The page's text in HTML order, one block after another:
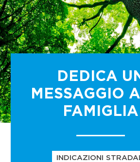
DEDICA
MESSAGGIO
FAMIGLIA
INDICAZIONI